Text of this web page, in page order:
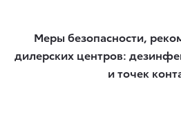
Меры безопасности,
дилерских центров:
и точек